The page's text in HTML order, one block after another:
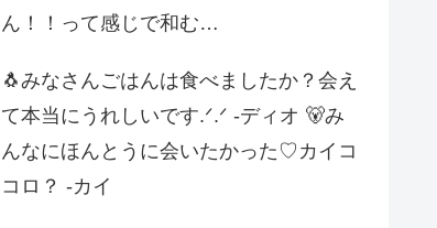
ん！！って感じで和む…
🐧みなさんごはんは食べましたか？会え
て本当にうれしいです.ᐟ.ᐟ -ディオ 🐻み
んなにほんとうに会いたかった♡カイコ
コロ？ -カイ